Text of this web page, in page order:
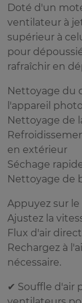
Doté d'un
ventilateur à
supérieur à
pour
rafraîchir en
Nettoyage du
l'appareil photo
Nettoyage de
en extérieur
Séchage
Nettoyage de
Appuyez sur
Ajustez la
Flux d'air
Rechargez à
nécessaire.
✔ Souffle d'air